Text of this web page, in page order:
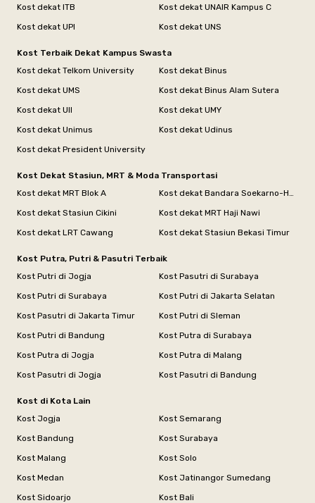
Kost dekat ITB
Kost dekat UNAIR Kampus C
Kost dekat UPI
Kost dekat UNS
Kost Terbaik Dekat Kampus Swasta
Kost dekat Telkom University
Kost dekat Binus
Kost dekat UMS
Kost dekat Binus Alam Sutera
Kost dekat UII
Kost dekat UMY
Kost dekat Unimus
Kost dekat Udinus
Kost dekat President University
Kost Dekat Stasiun, MRT & Moda Transportasi
Kost dekat MRT Blok A
Kost dekat Bandara Soekarno-Hatta
Kost dekat Stasiun Cikini
Kost dekat MRT Haji Nawi
Kost dekat LRT Cawang
Kost dekat Stasiun Bekasi Timur
Kost Putra, Putri & Pasutri Terbaik
Kost Putri di Jogja
Kost Pasutri di Surabaya
Kost Putri di Surabaya
Kost Putri di Jakarta Selatan
Kost Pasutri di Jakarta Timur
Kost Putri di Sleman
Kost Putri di Bandung
Kost Putra di Surabaya
Kost Putra di Jogja
Kost Putra di Malang
Kost Pasutri di Jogja
Kost Pasutri di Bandung
Kost di Kota Lain
Kost Jogja
Kost Semarang
Kost Bandung
Kost Surabaya
Kost Malang
Kost Solo
Kost Medan
Kost Jatinangor Sumedang
Kost Sidoarjo
Kost Bali